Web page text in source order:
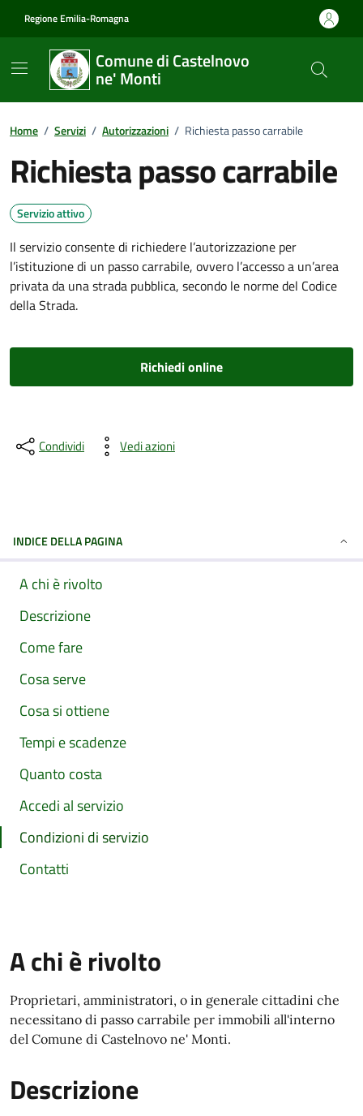
Regione Emilia-Romagna
Comune di Castelnovo
ne' Monti
Home / Servizi / Autorizzazioni / Richiesta passo carrabile
Richiesta passo carrabile
Servizio attivo
Il servizio consente di richiedere l’autorizzazione per
l’istituzione di un passo carrabile, ovvero l’accesso a un’area
privata da una strada pubblica, secondo le norme del Codice
della Strada.
Richiedi online
Condividi Vedi azioni
INDICE DELLA PAGINA
A chi è rivolto
Descrizione
Come fare
Cosa serve
Cosa si ottiene
Tempi e scadenze
Quanto costa
Accedi al servizio
Condizioni di servizio
Contatti
A chi è rivolto
Proprietari, amministratori, o in generale cittadini che
necessitano di passo carrabile per immobili all'interno
del Comune di Castelnovo ne' Monti.
Descrizione